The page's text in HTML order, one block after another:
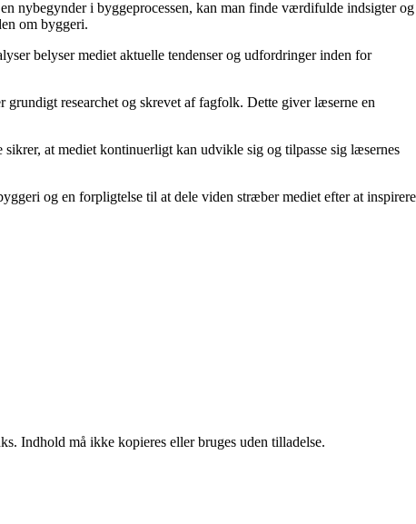
nybegynder i byggeprocessen, kan man finde værdifulde indsigter og
om byggeri.
belyser mediet aktuelle tendenser og udfordringer inden for
researchet og skrevet af fagfolk. Dette giver læserne en
at mediet kontinuerligt kan udvikle sig og tilpasse sig læsernes
og en forpligtelse til at dele viden stræber mediet efter at inspirere
Indhold må ikke kopieres eller bruges uden tilladelse.